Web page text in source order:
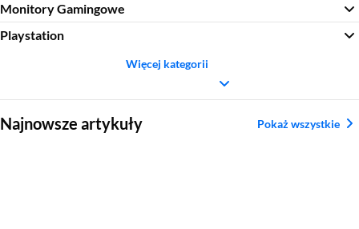
Monitory Gamingowe
Playstation
Więcej kategorii
Najnowsze artykuły Pokaż wszystkie